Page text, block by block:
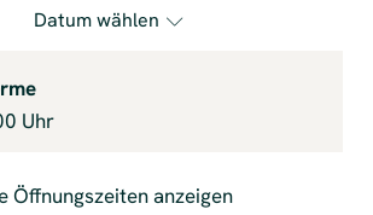
Datum wählen
Uhr
Öffnungszeiten anzeigen